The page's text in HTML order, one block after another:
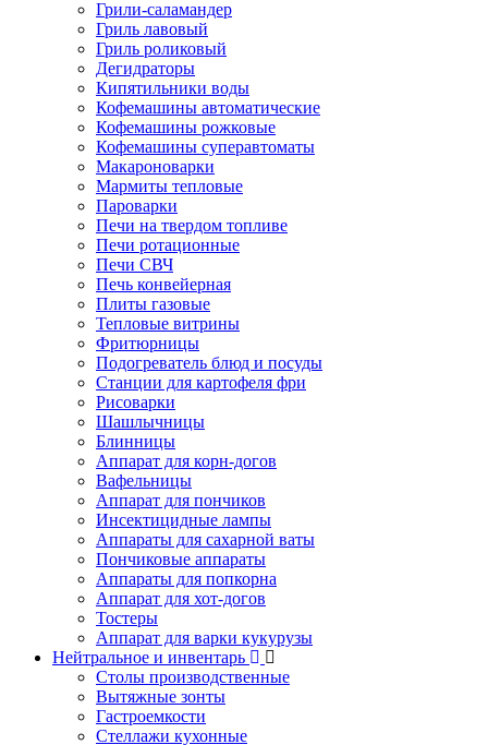
Грили-саламандер
Гриль лавовый
Гриль роликовый
Дегидраторы
Кипятильники воды
Кофемашины автоматические
Кофемашины рожковые
Кофемашины суперавтоматы
Макароноварки
Мармиты тепловые
Пароварки
Печи на твердом топливе
Печи ротационные
Печи СВЧ
Печь конвейерная
Плиты газовые
Тепловые витрины
Фритюрницы
Подогреватель блюд и посуды
Станции для картофеля фри
Рисоварки
Шашлычницы
Блинницы
Аппарат для корн-догов
Вафельницы
Аппарат для пончиков
Инсектицидные лампы
Аппараты для сахарной ваты
Пончиковые аппараты
Аппараты для попкорна
Аппарат для хот-догов
Тостеры
Аппарат для варки кукурузы
Нейтральное и инвентарь
Столы производственные
Вытяжные зонты
Гастроемкости
Стеллажи кухонные